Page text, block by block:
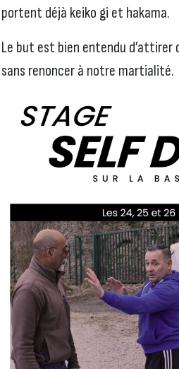
portent déjà keiko gi et hakama.
Le but est bien entendu
sans renoncer à notre martialité.